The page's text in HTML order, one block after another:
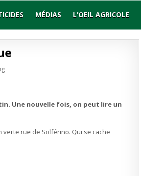
MÉDIAS L’OEIL AGRICOLE
Une nouvelle fois, on peut lire un
verte rue de Solférino. Qui se cache